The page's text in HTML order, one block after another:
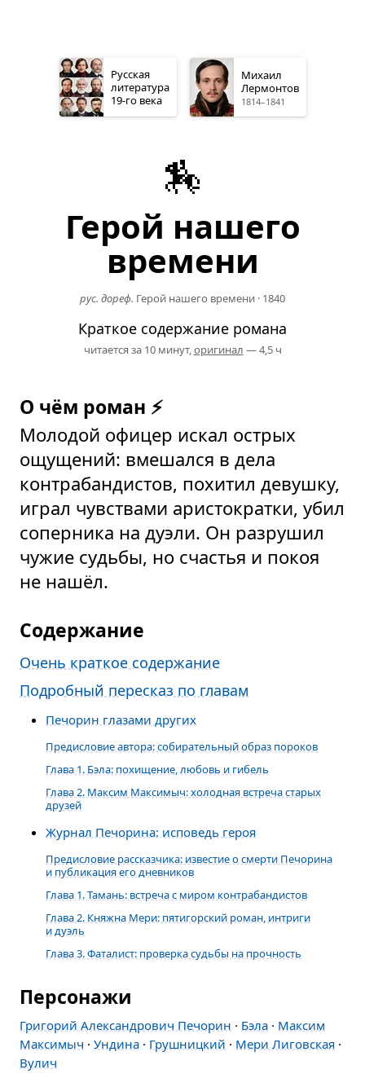
Русская
литература
19-говека
Михаил
Лермонтов
1814–1841
🏇
Герой нашего
времени
рус. дореф. Герой нашего времени · 1840
Краткое содержание романа
читается за 10 минут, оригинал — 4,5 ч
О чём роман ⚡
Молодой офицер искал острых
ощущений: вмешался в дела
контрабандистов, похитил девушку,
играл чувствами аристократки, убил
соперника на дуэли. Он разрушил
чужие судьбы, но счастья и покоя
не нашёл.
Содержание
Очень краткое содержание
Подробный пересказ по главам
Печорин глазами других
Предисловие автора: собирательный образ пороков
Глава 1. Бэла: похищение, любовь и гибель
Глава 2. Максим Максимыч: холодная встреча старых
друзей
Журнал Печорина: исповедь героя
Предисловие рассказчика: известие о смерти Печорина
и публикация его дневников
Глава 1. Тамань: встреча с миром контрабандистов
Глава 2. Княжна Мери: пятигорский роман, интриги
и дуэль
Глава 3. Фаталист: проверка судьбы на прочность
Персонажи
Григорий Александрович Печорин · Бэла · Максим
Максимыч · Ундина · Грушницкий · Мери Лиговская ·
Вулич